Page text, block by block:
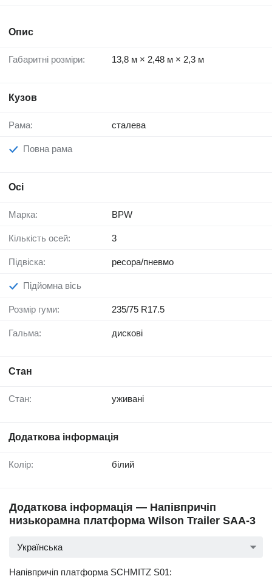
Опис
Габаритні розміри: 13,8 м × 2,48 м × 2,3 м
Кузов
Рама: сталева
Повна рама
Осі
Марка: BPW
Кількість осей: 3
Підвіска: ресора/пневмо
Підйомна вісь
Розмір гуми: 235/75 R17.5
Гальма: дискові
Стан
Стан: уживані
Додаткова інформація
Колір: білий
Додаткова інформація — Напівпричіп
низькорамна платформа Wilson Trailer SAA-3
Українська
Напівпричіп платформа SCHMITZ S01: